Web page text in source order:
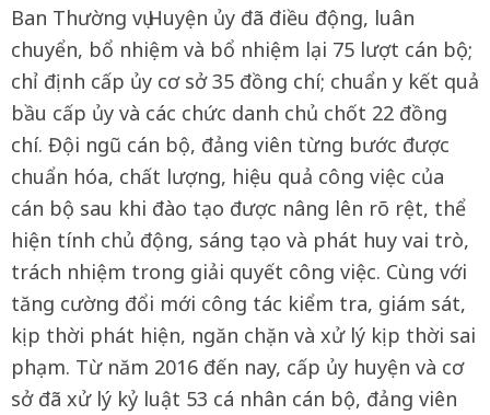
Ban Thường vụ Huyện ủy đã điều động, luân
chuyển, bổ nhiệm và bổ nhiệm lại 75 lượt cán bộ;
chỉ định cấp ủy cơ sở 35 đồng chí; chuẩn y kết quả
bầu cấp ủy và các chức danh chủ chốt 22 đồng
chí. Đội ngũ cán bộ, đảng viên từng bước được
chuẩn hóa, chất lượng, hiệu quả công việc của
cán bộ sau khi đào tạo được nâng lên rõ rệt, thể
hiện tính chủ động, sáng tạo và phát huy vai trò,
trách nhiệm trong giải quyết công việc. Cùng với
tăng cường đổi mới công tác kiểm tra, giám sát,
kịp thời phát hiện, ngăn chặn và xử lý kịp thời sai
phạm. Từ năm 2016 đến nay, cấp ủy huyện và cơ
sở đã xử lý kỷ luật 53 cá nhân cán bộ, đảng viên